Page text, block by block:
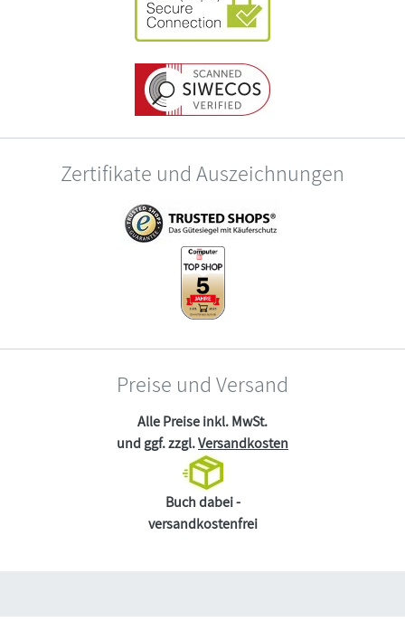
Zertifikate und Auszeichnungen
Preise und Versand
Alle Preise inkl. MwSt.
und ggf. zzgl.Versandkosten
Buch dabei -
versandkostenfrei